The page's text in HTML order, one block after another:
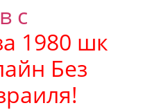
с
1980 шк
Без